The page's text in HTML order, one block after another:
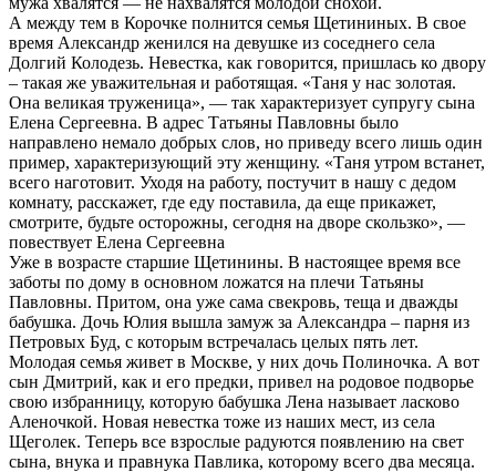
А между тем в Корочке полнится семья Щетининых. В свое
время Александр женился на девушке из соседнего села
Долгий Колодезь. Невестка, как говорится, пришлась ко двору
– такая же уважительная и работящая. «Таня у нас золотая.
Она великая труженица», — так характеризует супругу сына
Елена Сергеевна. В адрес Татьяны Павловны было
направлено немало добрых слов, но приведу всего лишь один
пример, характеризующий эту женщину. «Таня утром встанет,
всего наготовит. Уходя на работу, постучит в нашу с дедом
комнату, расскажет, где еду поставила, да еще прикажет,
смотрите, будьте осторожны, сегодня на дворе скользко», —
повествует Елена Сергеевна
Уже в возрасте старшие Щетинины. В настоящее время все
заботы по дому в основном ложатся на плечи Татьяны
Павловны. Притом, она уже сама свекровь, теща и дважды
бабушка. Дочь Юлия вышла замуж за Александра – парня из
Петровых Буд, с которым встречалась целых пять лет.
Молодая семья живет в Москве, у них дочь Полиночка. А вот
сын Дмитрий, как и его предки, привел на родовое подворье
свою избранницу, которую бабушка Лена называет ласково
Аленочкой. Новая невестка тоже из наших мест, из села
Щеголек. Теперь все взрослые радуются появлению на свет
сына, внука и правнука Павлика, которому всего два месяца.